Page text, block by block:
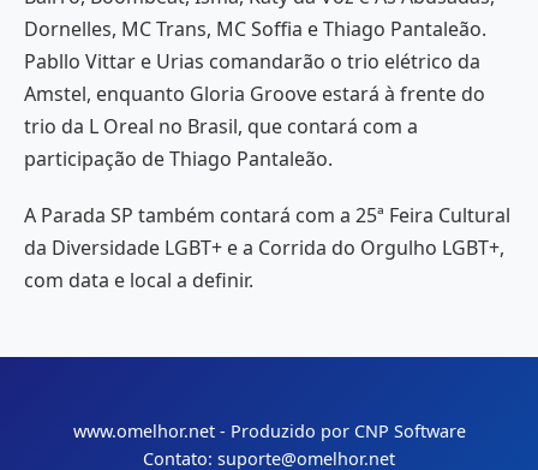
Dornelles, MC Trans, MC Soffia e Thiago Pantaleão.
Pabllo Vittar e Urias comandarão o trio elétrico da
Amstel, enquanto Gloria Groove estará à frente do
trio da L Oreal no Brasil, que contará com a
participação de Thiago Pantaleão.
A Parada SP também contará com a 25ª Feira Cultural
da Diversidade LGBT+ e a Corrida do Orgulho LGBT+,
com data e local a definir.
www.omelhor.net - Produzido por CNP Software
Contato: suporte@omelhor.net